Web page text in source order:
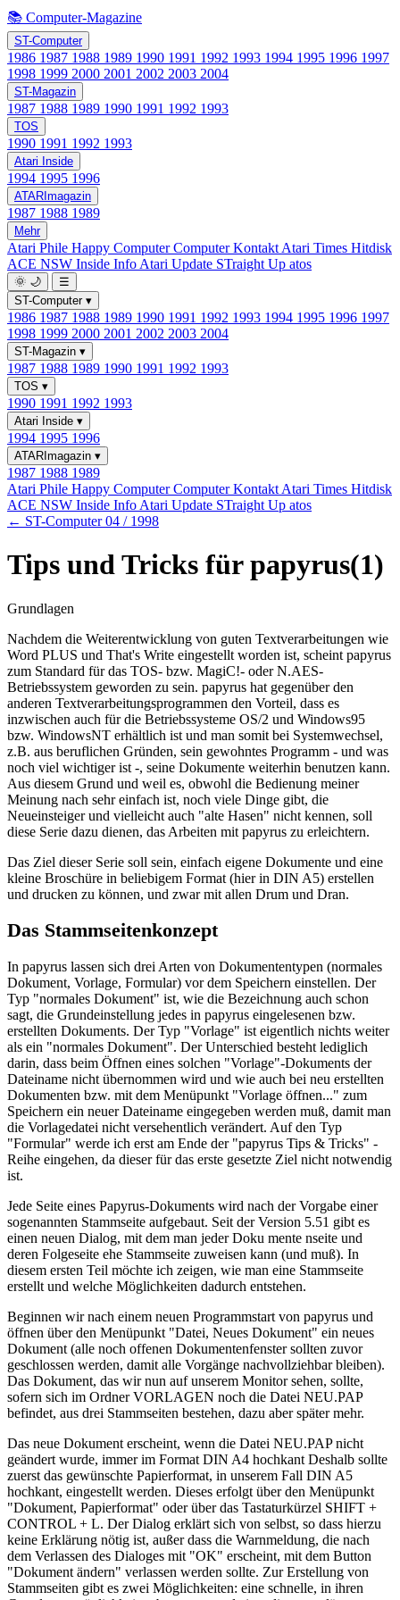
📚 Computer-Magazine
ST-Computer
1986 1987 1988 1989 1990 1991 1992 1993 1994 1995 1996 1997
1998 1999 2000 2001 2002 2003 2004
ST-Magazin
1987 1988 1989 1990 1991 1992 1993
TOS
1990 1991 1992 1993
Atari Inside
1994 1995 1996
ATARImagazin
1987 1988 1989
Mehr
Atari Phile Happy ComputerComputer Kontakt Atari Times Hitdisk
ACE NSW Inside Info Atari Update STraight Up atos
🌞 🌙
☰
ST-Computer ▾
1986 1987 1988 1989 1990 1991 1992 1993 1994 1995 1996 1997
1998 1999 2000 2001 2002 2003 2004
ST-Magazin ▾
1987 1988 1989 1990 1991 1992 1993
TOS ▾
1990 1991 1992 1993
Atari Inside ▾
1994 1995 1996
ATARImagazin ▾
1987 1988 1989
Atari Phile Happy ComputerComputer Kontakt Atari Times Hitdisk
ACE NSW Inside Info Atari Update STraight Up atos
← ST-Computer 04 / 1998
Tips und Tricks für papyrus(1)
Grundlagen
Nachdem die Weiterentwicklung von guten Textverarbeitungen wie
Word PLUS und That's Write eingestellt worden ist, scheint papyrus
zum Standard für das TOS- bzw. MagiC!- oder N.AES-
Betriebssystem geworden zu sein. papyrus hat gegenüber den
anderen Textverarbeitungsprogrammen den Vorteil, dass es
inzwischen auch für die Betriebssysteme OS/2 und Windows95
bzw. WindowsNT erhältlich ist und man somit bei Systemwechsel,
z.B. aus beruflichen Gründen, sein gewohntes Programm - und was
noch viel wichtiger ist -, seine Dokumente weiterhin benutzen kann.
Aus diesem Grund und weil es, obwohl die Bedienung meiner
Meinung nach sehr einfach ist, noch viele Dinge gibt, die
Neueinsteiger und vielleicht auch "alte Hasen" nicht kennen, soll
diese Serie dazu dienen, das Arbeiten mit papyrus zu erleichtern.
Das Ziel dieser Serie soll sein, einfach eigene Dokumente und eine
kleine Broschüre in beliebigem Format (hier in DIN A5) erstellen
und drucken zu können, und zwar mit allen Drum und Dran.
Das Stammseitenkonzept
In papyrus lassen sich drei Arten von Dokumententypen (normales
Dokument, Vorlage, Formular) vor dem Speichern einstellen. Der
Typ "normales Dokument" ist, wie die Bezeichnung auch schon
sagt, die Grundeinstellung jedes in papyrus eingelesenen bzw.
erstellten Dokuments. Der Typ "Vorlage" ist eigentlich nichts weiter
als ein "normales Dokument". Der Unterschied besteht lediglich
darin, dass beim Öffnen eines solchen "Vorlage"-Dokuments der
Dateiname nicht übernommen wird und wie auch bei neu erstellten
Dokumenten bzw. mit dem Menüpunkt "Vorlage öffnen..." zum
Speichern ein neuer Dateiname eingegeben werden muß, damit man
die Vorlagedatei nicht versehentlich verändert. Auf den Typ
"Formular" werde ich erst am Ende der "papyrus Tips & Tricks" -
Reihe eingehen, da dieser für das erste gesetzte Ziel nicht notwendig
ist.
Jede Seite eines Papyrus-Dokuments wird nach der Vorgabe einer
sogenannten Stammseite aufgebaut. Seit der Version 5.51 gibt es
einen neuen Dialog, mit dem man jeder Doku mente nseite und
deren Folgeseite ehe Stammseite zuweisen kann (und muß). In
diesem ersten Teil möchte ich zeigen, wie man eine Stammseite
erstellt und welche Möglichkeiten dadurch entstehen.
Beginnen wir nach einem neuen Programmstart von papyrus und
öffnen über den Menüpunkt "Datei, Neues Dokument" ein neues
Dokument (alle noch offenen Dokumentenfenster sollten zuvor
geschlossen werden, damit alle Vorgänge nachvollziehbar bleiben).
Das Dokument, das wir nun auf unserem Monitor sehen, sollte,
sofern sich im Ordner VORLAGEN noch die Datei NEU.PAP
befindet, aus drei Stammseiten bestehen, dazu aber später mehr.
Das neue Dokument erscheint, wenn die Datei NEU.PAP nicht
geändert wurde, immer im Format DIN A4 hochkant Deshalb sollte
zuerst das gewünschte Papierformat, in unserem Fall DIN A5
hochkant, eingestellt werden. Dieses erfolgt über den Menüpunkt
"Dokument, Papierformat" oder über das Tastaturkürzel SHIFT +
CONTROL + L. Der Dialog erklärt sich von selbst, so dass hierzu
keine Erklärung nötig ist, außer dass die Warnmeldung, die nach
dem Verlassen des Dialoges mit "OK" erscheint, mit dem Button
"Dokument ändern" verlassen werden sollte. Zur Erstellung von
Stammseiten gibt es zwei Möglichkeiten: eine schnelle, in ihren